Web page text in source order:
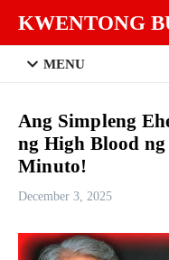
KWENTONG
MENU
Ang Simpleng
ng High Blood
Minuto!
December 3, 2025